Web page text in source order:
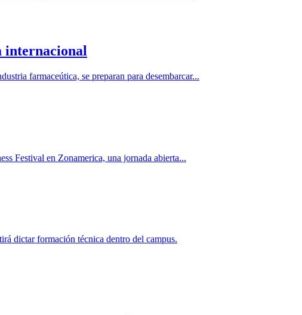
internacional
farmaceútica, se preparan para desembarcar...
Festival en Zonamerica, una jornada abierta...
dictar formación técnica dentro del campus.